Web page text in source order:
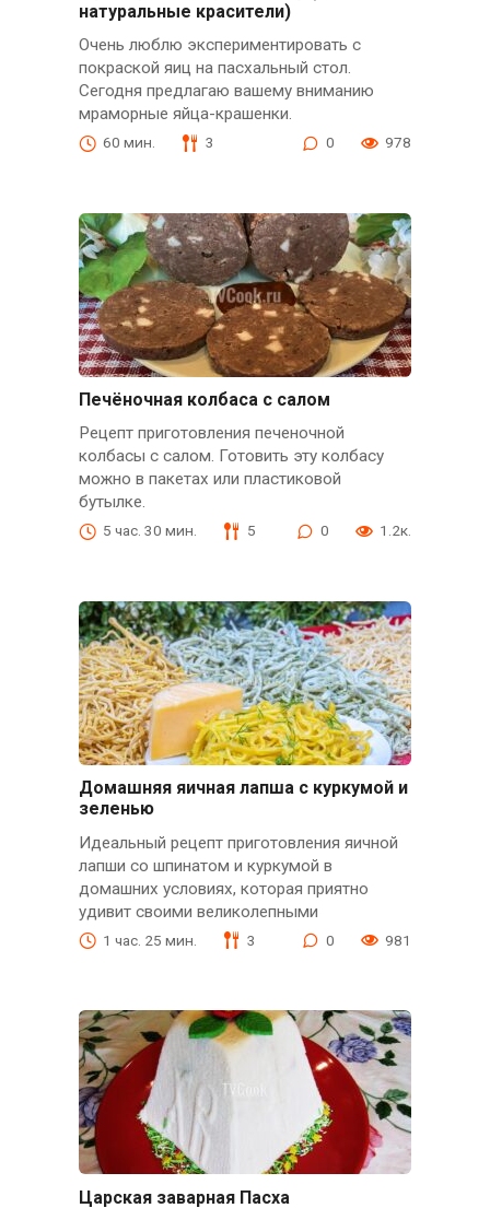
натуральные красители)
Очень люблю экспериментировать с
покраской яиц на пасхальный стол.
Сегодня предлагаю вашему вниманию
мраморные яйца-крашенки.
60 мин. 3 0 978
Печёночная колбаса с салом
Рецепт приготовления печеночной
колбасы с салом. Готовить эту колбасу
можно в пакетах или пластиковой
бутылке.
5 час. 30 мин. 5 0 1.2к.
Домашняя яичная лапша с куркумой и
зеленью
Идеальный рецепт приготовления яичной
лапши со шпинатом и куркумой в
домашних условиях, которая приятно
удивит своими великолепными
1 час. 25 мин. 3 0 981
Царская заварная Пасха